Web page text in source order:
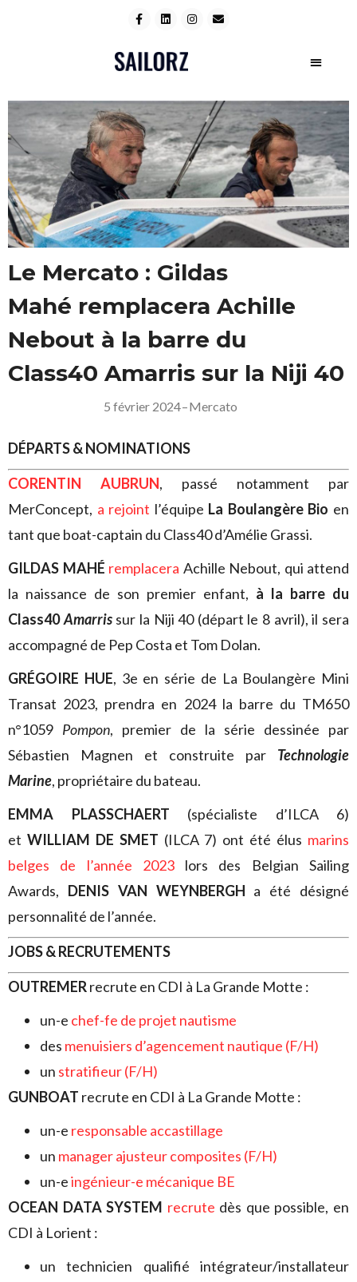
Le Mercato : Gildas
Mahé remplacera Achille
Nebout à la barre du
Class40 Amarris sur la Niji 40
5 février 2024–Mercato
DÉPARTS & NOMINATIONS
CORENTIN AUBRUN, passé notamment par
MerConcept, a rejoint l’équipe La Boulangère Bio en
tant que boat-captain du Class40 d’Amélie Grassi.
GILDAS MAHÉ remplacera Achille Nebout, qui attend
la naissance de son premier enfant, à la barre du
Class40Amarrissur la Niji 40 (départ le 8 avril), il sera
accompagné de Pep Costa et Tom Dolan.
GRÉGOIRE HUE, 3e en série de La Boulangère Mini
Transat 2023, prendra en 2024 la barre du TM650
n°1059 Pompon, premier de la série dessinée par
Sébastien Magnen et construite par Technologie
Marine, propriétaire du bateau.
EMMA PLASSCHAERT (spécialiste d’ILCA 6)
et WILLIAM DE SMET (ILCA 7) ont été élus marins
belges de l’année 2023lors des Belgian Sailing
Awards, DENIS VAN WEYNBERGH a été désigné
personnalité de l’année.
JOBS & RECRUTEMENTS
OUTREMERrecrute en CDI à La Grande Motte :
un-e chef-fe de projet nautisme
des menuisiers d’agencement nautique (F/H)
un stratifieur (F/H)
GUNBOAT recrute en CDI à La Grande Motte :
un-e responsable accastillage
un manager ajusteur composites (F/H)
un-eingénieur-e mécanique BE
OCEAN DATA SYSTEM recrute dès que possible, en
CDI à Lorient :
un technicien qualifié intégrateur/installateur